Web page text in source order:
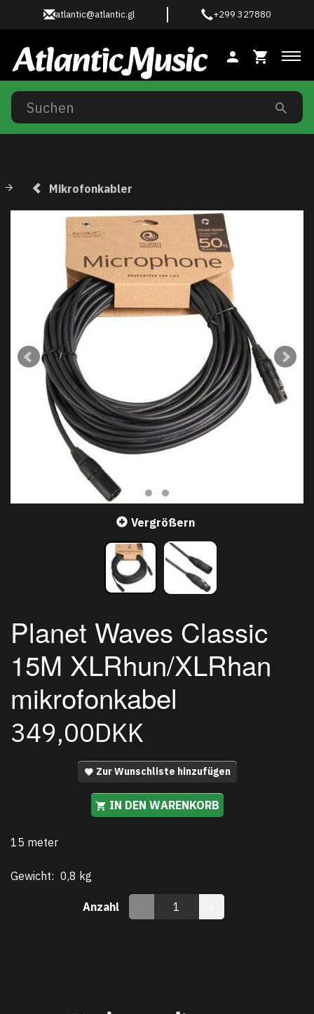
atlantic@atlantic.gl +299 327880
Mikrofonkabler
Vergrößern
Planet Waves Classic
15M XLRhun/XLRhan
mikrofonkabel
349,00DKK
Zur Wunschliste hinzufügen
IN DEN WARENKORB
15 meter
Gewicht: 0,8 kg
Anzahl